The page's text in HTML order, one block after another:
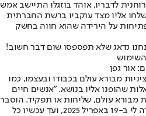
לדבריו, אוהד בוזגלו התיישב אמש
אליו מצד עוקביו ברשת החברתית
על הירידה שהוא חווה בחשק
אור גפן
מבורא עולם בכבודו ובעצמו, כמו
שהופנו אליו בנושא. "אנשים חיים
מבורא עולם, שליחות או תפקיד. הוסבר
לי מה הולך לקרות. הדבר הזה קרה לי ב-19 באפריל 2025, ועד עכשיו כל